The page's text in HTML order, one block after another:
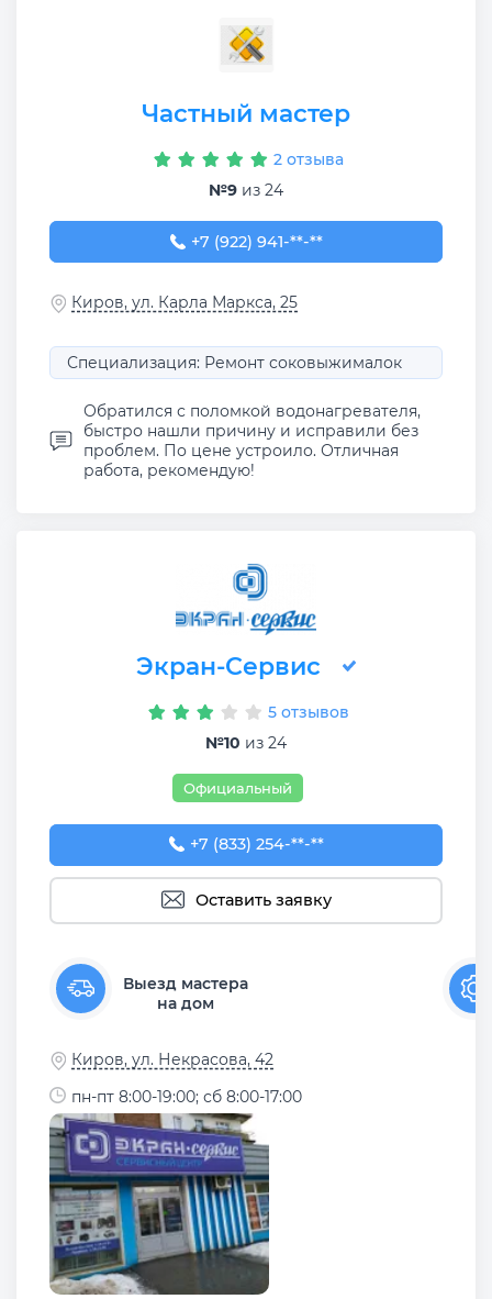
Частный мастер
2 отзыва
№9 из 24
+7 (922) 941-42-05
+7 (922) 941-**-**
Киров, ул. Карла Маркса, 25
Специализация: Ремонт соковыжималок
Обратился с поломкой водонагревателя,
быстро нашли причину и исправили без
проблем. По цене устроило. Отличная
работа, рекомендую!
Экран-Сервис
5 отзывов
№10 из 24
Официальный
+7 (833) 254-21-01
+7 (833) 254-**-**
Оставить заявку
Выезд мастера
на дом
Киров, ул. Некрасова, 42
пн-пт 8:00-19:00; сб 8:00-17:00